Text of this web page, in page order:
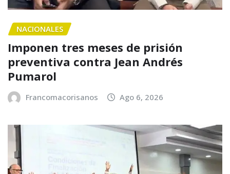
NACIONALES
Imponen tres meses de prisión
preventiva contra Jean Andrés
Pumarol
Francomacorisanos Ago 6, 2026